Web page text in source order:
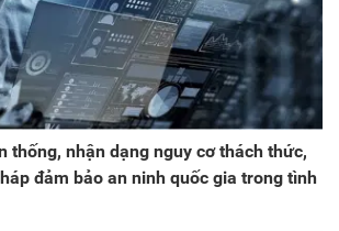
thống, nhận dạng nguy cơ thách thức,
đảm bảo an ninh quốc gia trong tình